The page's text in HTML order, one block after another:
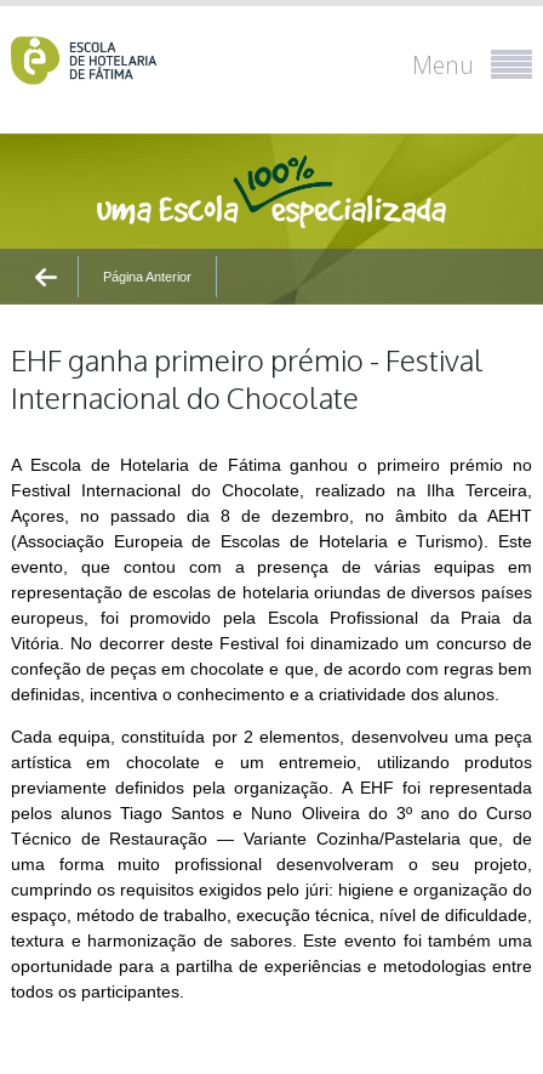
Menu
Página Anterior
EHF ganha primeiro prémio - Festival
Internacional do Chocolate
A Escola de Hotelaria de Fátima ganhou o primeiro prémio no
Festival Internacional do Chocolate, realizado na Ilha Terceira,
Açores, no passado dia 8 de dezembro, no âmbito da AEHT
(Associação Europeia de Escolas de Hotelaria e Turismo). Este
evento, que contou com a presença de várias equipas em
representação de escolas de hotelaria oriundas de diversos países
europeus, foi promovido pela Escola Profissional da Praia da
Vitória. No decorrer deste Festival foi dinamizado um concurso de
confeção de peças em chocolate e que, de acordo com regras bem
definidas, incentiva o conhecimento e a criatividade dos alunos.
Cada equipa, constituída por 2 elementos, desenvolveu uma peça
artística em chocolate e um entremeio, utilizando produtos
previamente definidos pela organização. A EHF foi representada
pelos alunos Tiago Santos e Nuno Oliveira do 3º ano do Curso
Técnico de Restauração — Variante Cozinha/Pastelaria que, de
uma forma muito profissional desenvolveram o seu projeto,
cumprindo os requisitos exigidos pelo júri: higiene e organização do
espaço, método de trabalho, execução técnica, nível de dificuldade,
textura e harmonização de sabores. Este evento foi também uma
oportunidade para a partilha de experiências e metodologias entre
todos os participantes.